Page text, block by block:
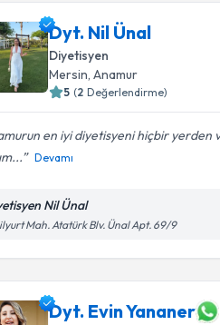
Dyt. Nil Ünal
Diyetisyen
Mersin , Anamur
5 (2 Değerlendirme)
en iyi diyetisyeni hiçbir yerden
Devamı
Nil Ünal
Mah. Atatürk Blv. Ünal Apt. 69/9
Dyt. Evin Yananer